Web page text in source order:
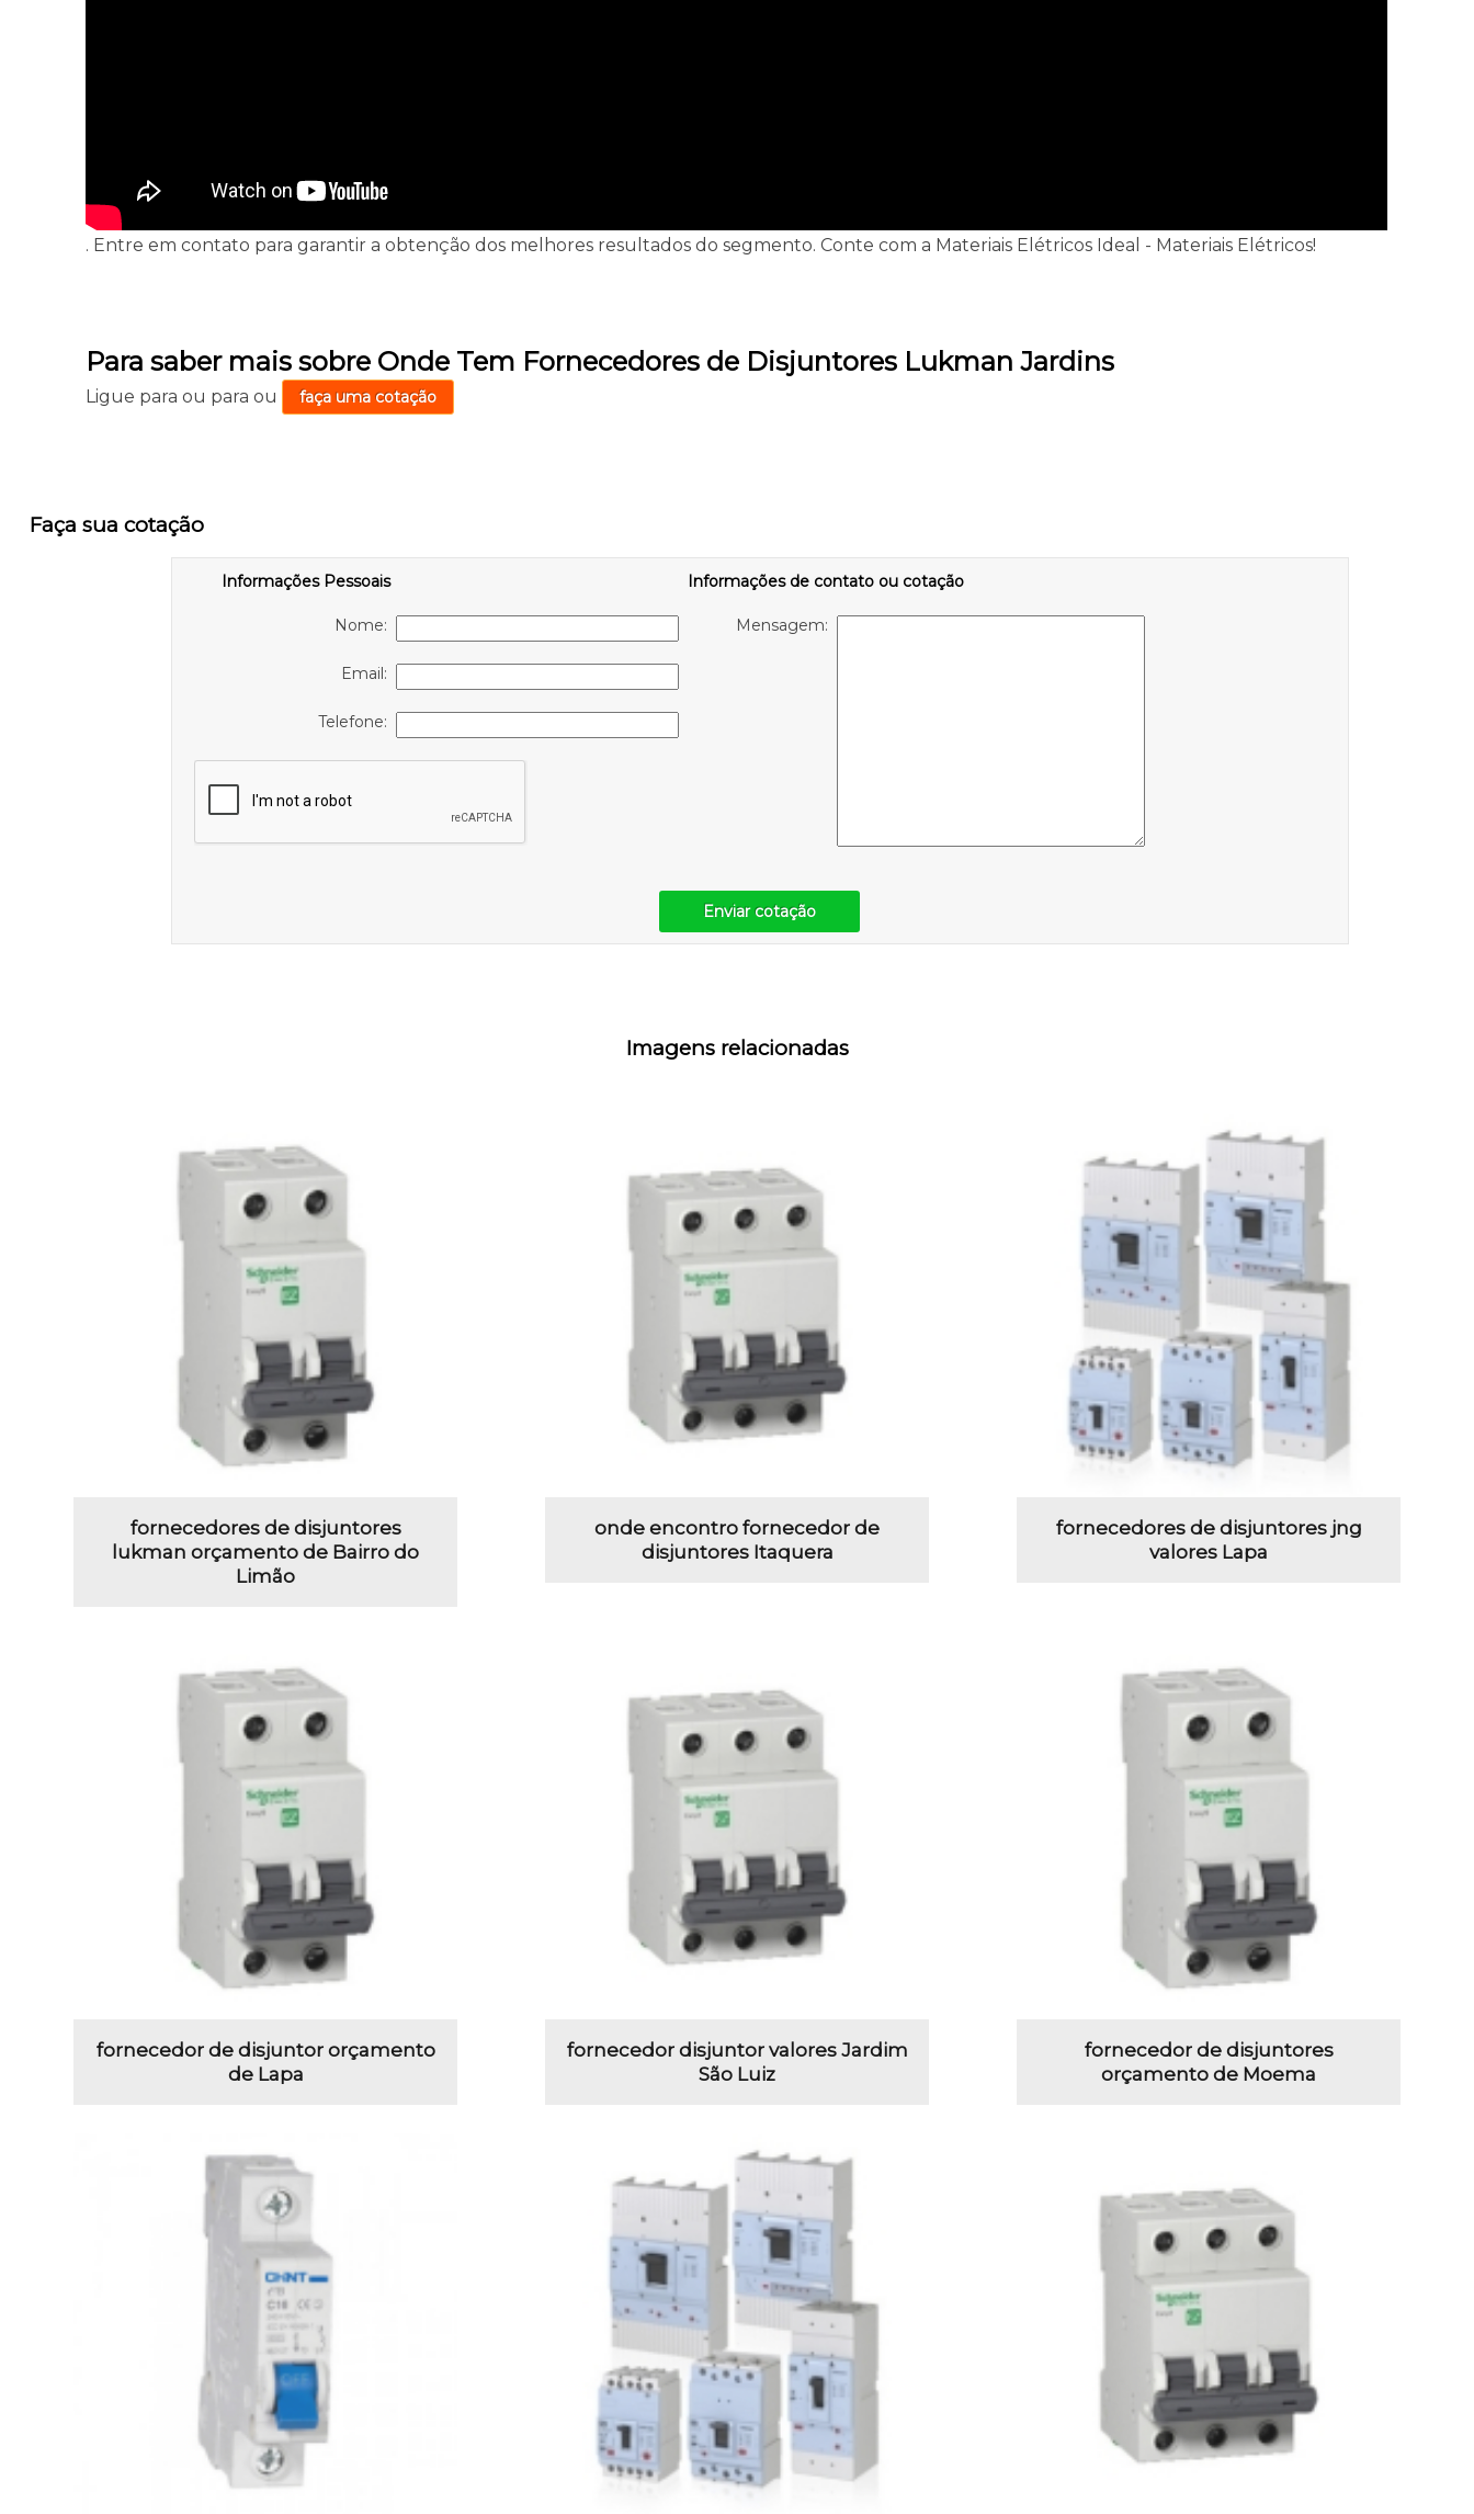
. Entre em contato para garantir a obtenção dos melhores resultados do segmento. Conte com a Materiais Elétricos Ideal - Materiais Elétricos!
Para saber mais sobre Onde Tem Fornecedores de Disjuntores Lukman Jardins
Ligue paraou paraou faça uma cotação
Faça sua cotação
Informações Pessoais
Nome:
Email:
Telefone:
Informações de contato ou cotação
Mensagem:
Enviar cotação
Imagens relacionadas
fornecedores de disjuntores
lukman orçamento de Bairro do
Limão
onde encontro fornecedor de
disjuntores Itaquera
fornecedores de disjuntores jng
valores Lapa
fornecedor de disjuntor orçamento
de Lapa
fornecedor disjuntor valores Jardim
São Luiz
fornecedor de disjuntores
orçamento de Moema